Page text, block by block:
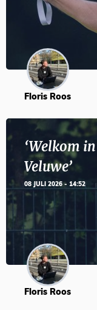
Floris Roos
‘Welkom
Veluwe’
08 JULI 2026 - 14:52
Floris Roos